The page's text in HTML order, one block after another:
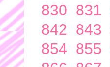
830 831
842 843
854 855